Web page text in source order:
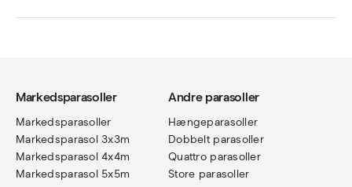
Markedsparasoller
Markedsparasoller
Markedsparasol 3x3m
Markedsparasol 4x4m
Markedsparasol 5x5m
Andre parasoller
Hængeparasoller
Dobbelt parasoller
Quattro parasoller
Store parasoller